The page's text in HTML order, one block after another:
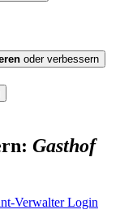
oder verbessern
Gasthof
Verwalter Login